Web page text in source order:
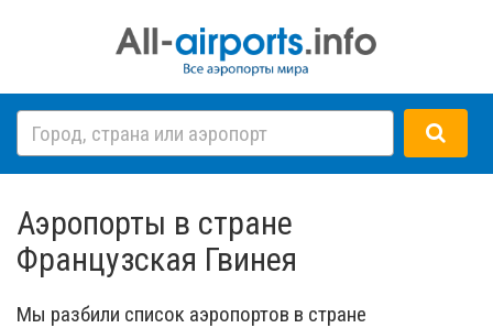
Аэропорты в стране
Французская Гвинея
Мы разбили список аэропортов в стране